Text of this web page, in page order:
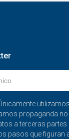
propaganda
a terceras
pasos que figuran